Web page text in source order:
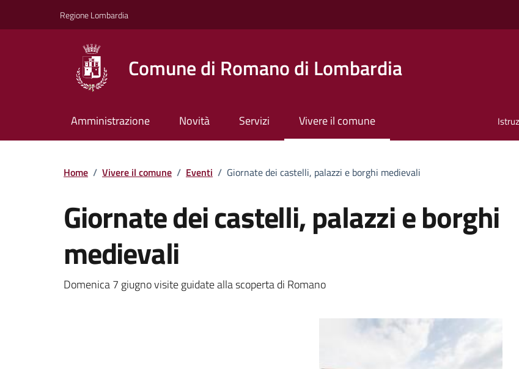
Regione Lombardia
Comune di Romano di Lombardia
Amministrazione Novità Servizi Vivere il comune
Home / Vivere il comune / Eventi / Giornate dei castelli, palazzi e borghi medievali
Giornate dei castelli, palazzi e borghi
medievali
Dettagli della notizia
Domenica 7 giugno visite guidate alla scoperta di Romano